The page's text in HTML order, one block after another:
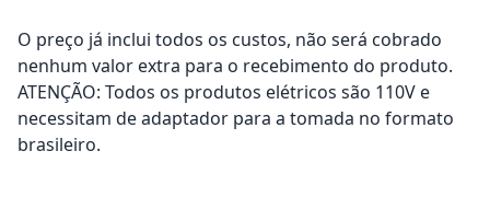
O preço já inclui todos os custos, não será cobrado
nenhum valor extra para o recebimento do produto.
ATENÇÃO: Todos os produtos elétricos são 110V e
necessitam de adaptador para a tomada no formato
brasileiro.